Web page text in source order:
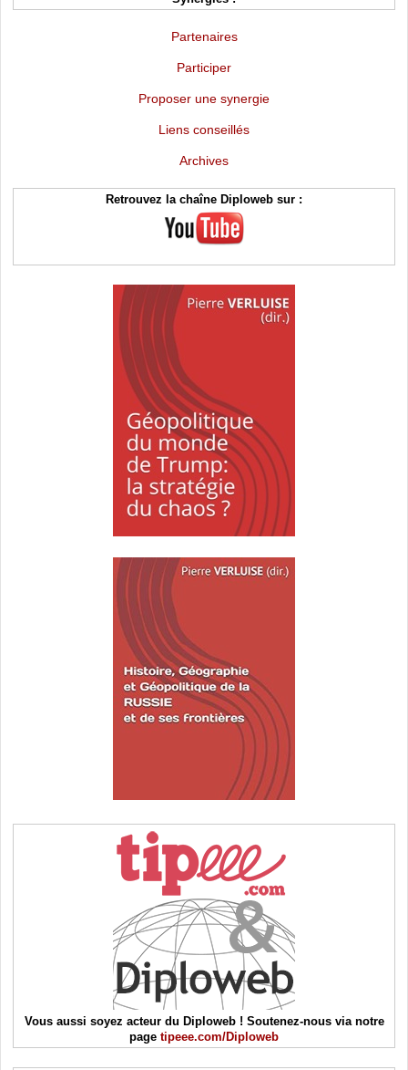
Partenaires
Participer
Proposer une synergie
Liens conseillés
Archives
Retrouvez la chaîne Diploweb sur :
Vous aussi soyez acteur du Diploweb ! Soutenez-nous via notre
page tipeee.com/Diploweb